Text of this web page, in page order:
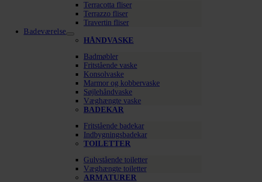
Terracotta fliser
Terrazzo fliser
Travertin fliser
Badeværelse
HÅNDVASKE
Badmøbler
Fritstående vaske
Konsolvaske
Marmor og kobbervaske
Søjlehåndvaske
Væghængte vaske
BADEKAR
Fritstående badekar
Indbygningsbadekar
TOILETTER
Gulvstående toiletter
Væghængte toiletter
ARMATURER